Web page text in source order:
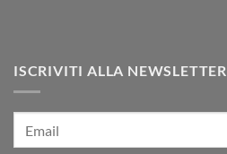
ISCRIVITI ALLA NEWSLETTER